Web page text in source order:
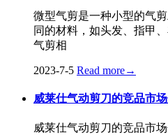
微型气剪是一种小型的气
同的材料，如头发、指甲
气剪相
2023-7-5 Read more→
威莱仕气动剪刀的竞品市
威莱仕气动剪刀的竞品市